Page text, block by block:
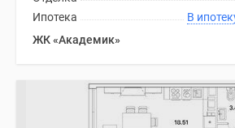
Ипотека
ЖК «Академик»